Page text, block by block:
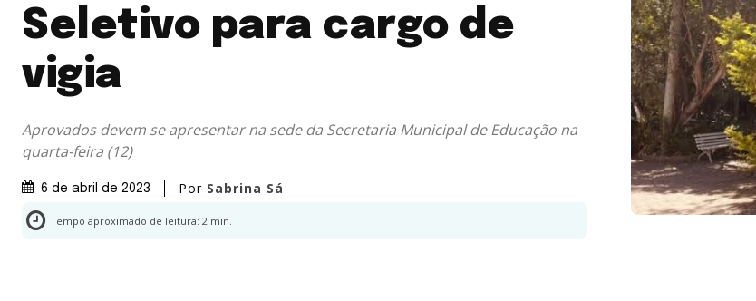
Seletivo para cargo de
vigia
Aprovados devem se apresentar na sede da Secretaria Municipal de Educação na
quarta-feira (12)
6 de abril de 2023 Por Sabrina Sá
Tempo aproximado de leitura: 2 min.